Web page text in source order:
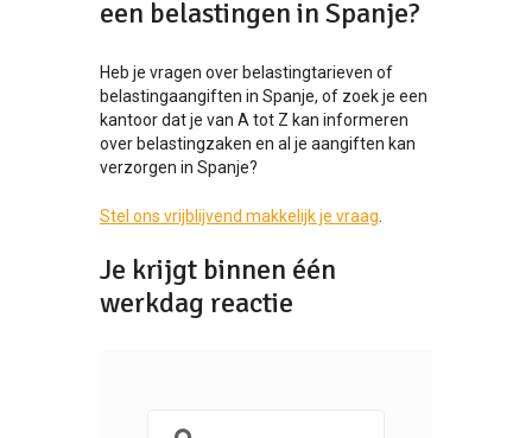
een belastingen in Spanje?
Heb je vragen over belastingtarieven of
belastingaangiften in Spanje, of zoek je een
kantoor dat je van A tot Z kan informeren
over belastingzaken en al je aangiften kan
verzorgen in Spanje?
Stel ons vrijblijvend makkelijk je vraag
Je krijgt binnen één
werkdag reactie